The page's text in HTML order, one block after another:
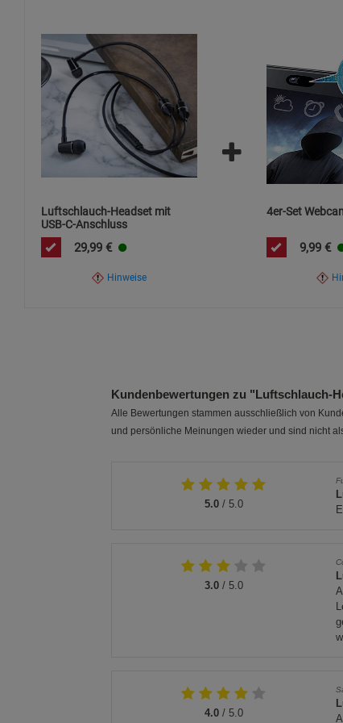
Luftschlauch-Headset mit
USB-C-Anschluss
29,99 €
Hinweise
4er-Set
9,99 €
Kundenbewertungen zu "Luftschlauch-
Alle Bewertungen stammen ausschließlich von
und persönliche Meinungen wieder und sind nicht
5.0/ 5.0
3.0/ 5.0
4.0/ 5.0